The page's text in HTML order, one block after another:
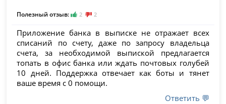
Полезный отзыв: 2 2
Приложение банка в выписке не отражает всех
списаний по счету, даже по запросу владельца
счета, за необходимой выпиской предлагается
топать в офис банка или ждать почтовых голубей
10 дней. Поддержка отвечает как боты и тянет
ваше время с 0 помощи.
Ответить 💬